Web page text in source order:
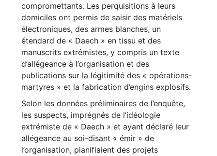
compromettants. Les perquisitions à leurs
domiciles ont permis de saisir des matériels
électroniques, des armes blanches, un
étendard de « Daech » en tissu et des
manuscrits extrémistes, y compris un texte
d’allégeance à l’organisation et des
publications sur la légitimité des « opérations-
martyres » et la fabrication d’engins explosifs.
Selon les données préliminaires de l’enquête,
les suspects, imprégnés de l’idéologie
extrémiste de « Daech » et ayant déclaré leur
allégeance au soi-disant « émir » de
l’organisation, planifiaient des projets